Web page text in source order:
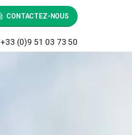
CONTACTEZ-NOUS
+33 (0)9 51 03 73 50